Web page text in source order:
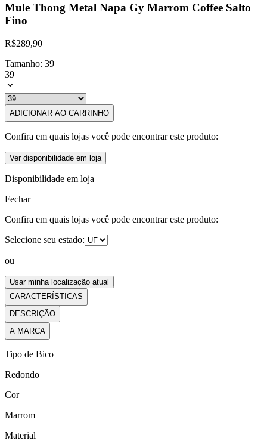
Mule Thong Metal Napa Gy Marrom Coffee Salto
Fino
R$289,90
Tamanho: 39
39
ADICIONAR AO CARRINHO
Confira em quais lojas você pode encontrar este produto:
Ver disponibilidade em loja
Disponibilidade em loja
Fechar
Confira em quais lojas você pode encontrar este produto:
Selecione seu estado:
ou
Usar minha localização atual
CARACTERÍSTICAS
DESCRIÇÃO
A MARCA
Tipo de Bico
Redondo
Cor
Marrom
Material